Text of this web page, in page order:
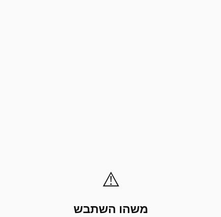
⚠️
משהו השתבש